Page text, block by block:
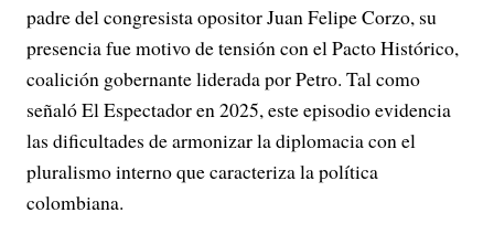
padre del congresista opositor Juan Felipe Corzo, su
presencia fue motivo de tensión con el Pacto Histórico,
coalición gobernante liderada por Petro. Tal como
señaló El Espectador en 2025, este episodio evidencia
las dificultades de armonizar la diplomacia con el
pluralismo interno que caracteriza la política
colombiana.